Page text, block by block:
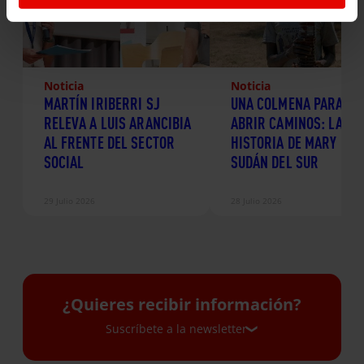
Noticia
MARTÍN IRIBERRI SJ
RELEVA A LUIS ARANCIBIA
AL FRENTE DEL SECTOR
SOCIAL
Noticia
UNA COLMENA PARA
ABRIR CAMINOS: LA
HISTORIA DE MARY EN
SUDÁN DEL SUR
¿Quieres recibir información?
Suscríbete a la newsletter